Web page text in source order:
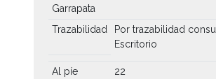
Garrapata
Trazabilidad
Por trazabilidad
Escritorio
Al píe
22